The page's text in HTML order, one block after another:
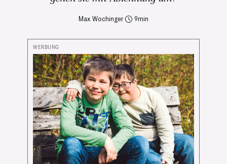
Max Wochinger 9